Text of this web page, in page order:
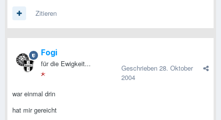
Zitieren
Fogi
für die Ewigkeit... Geschrieben 28. Oktober
2004
war einmal drin
hat mir gereicht